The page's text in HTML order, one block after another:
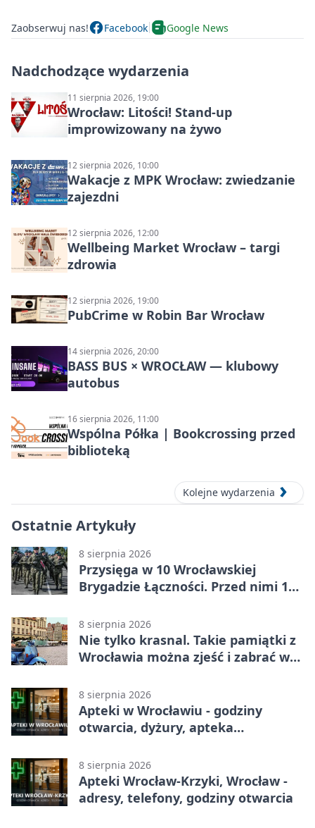
Zaobserwuj nas! Facebook Google News
Nadchodzące wydarzenia
11 sierpnia 2026, 19:00
Wrocław: Litości! Stand-up
improwizowany na żywo
12 sierpnia 2026, 10:00
Wakacje z MPK Wrocław: zwiedzanie
zajezdni
12 sierpnia 2026, 12:00
Wellbeing Market Wrocław – targi
zdrowia
12 sierpnia 2026, 19:00
PubCrime w Robin Bar Wrocław
14 sierpnia 2026, 20:00
BASS BUS × WROCŁAW — klubowy
autobus
16 sierpnia 2026, 11:00
Wspólna Półka | Bookcrossing przed
biblioteką
Kolejne wydarzenia
Ostatnie Artykuły
8 sierpnia 2026
Przysięga w 10 Wrocławskiej
Brygadzie Łączności. Przed nimi 11
8 sierpnia 2026
Nie tylko krasnal. Takie pamiątki z
Wrocławia można zjeść i zabrać w
8 sierpnia 2026
Apteki w Wrocławiu - godziny
otwarcia, dyżury, apteka
8 sierpnia 2026
Apteki Wrocław-Krzyki, Wrocław -
adresy, telefony, godziny otwarcia